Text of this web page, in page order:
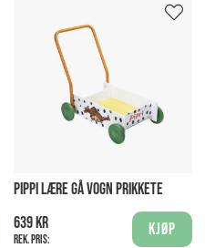
PIPPI LÆRE GÅ VOGN PRIKKETE
639 kr
Rek. pris:
Kjøp